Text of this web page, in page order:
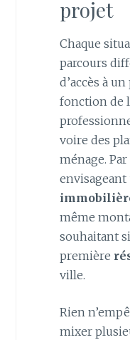
projet
Chaque
parcours
d’accès à
fonction de
voire des
ménage.
envisageant
même
souhaitant
première
ville.
Rien
mixer